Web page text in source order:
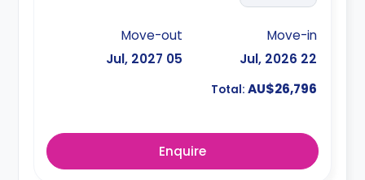
Move-in
22 Jul, 2026
Move-out
05 Jul, 2027
Total: AU$26,796
Enquire